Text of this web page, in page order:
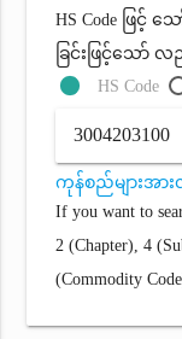
HS Code ဖြ
ခြင်းဖြင့်သော်
HS Code
ကုန်စည်များအား
If you want to
2 (Chapter), 4
(Commodity